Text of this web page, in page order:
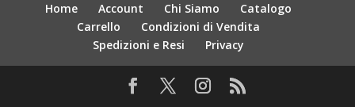
Home Account Chi Siamo
Catalogo
Carrello
Condizioni di Vendita
Spedizioni e Resi
Privacy